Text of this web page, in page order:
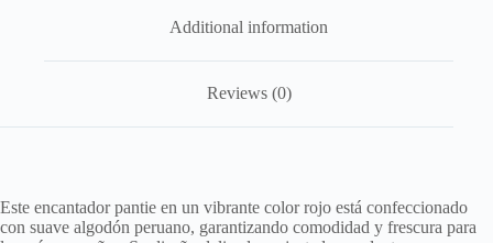
Additional information
Reviews (0)
Este encantador pantie en un vibrante color rojo está confeccionado
con suave algodón peruano, garantizando comodidad y frescura para